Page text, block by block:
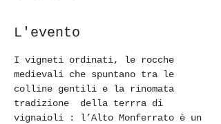
L'evento
I vigneti ordinati, le rocche
medievali che spuntano tra le
colline gentili e la rinomata
tradizione  della terrra di
vignaioli : l’Alto Monferrato è un